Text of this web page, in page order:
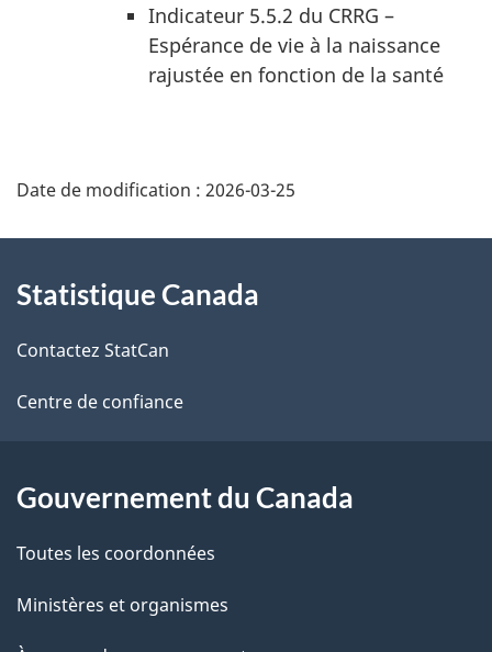
Indicateur 5.5.2 du CRRG –
Espérance de vie à la naissance
rajustée en fonction de la santé
Date de modification : 2026-03-25
propos
de
ce
Statistique Canada
Contactez StatCan
Centre de confiance
Gouvernement du Canada
Toutes les coordonnées
Ministères et organismes